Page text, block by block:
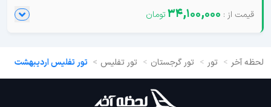
34,100,000
لحظه آخر تور تور گرجستان تور تفلیس تور تفلیس اردیبهشت